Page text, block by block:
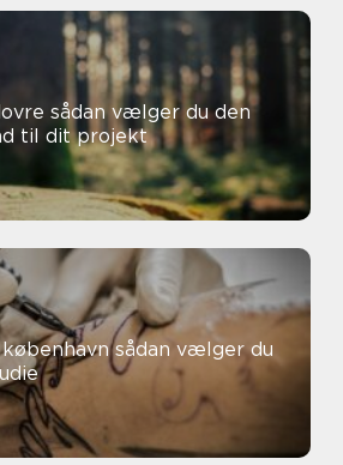
du den
til dit projekt
sådan vælger du